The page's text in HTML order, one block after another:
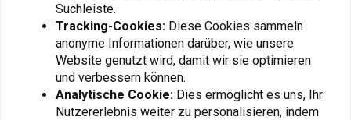
Touratech-Artikelnummer: 01-040-0274-0
Suchleiste.
Tracking-Cookies: Diese Cookies sammeln
anonyme Informationen darüber, wie unsere
Website genutzt wird, damit wir sie optimieren
und verbessern können.
Analytische Cookie: Dies ermöglicht es uns, Ihr
Nutzererlebnis weiter zu personalisieren, indem